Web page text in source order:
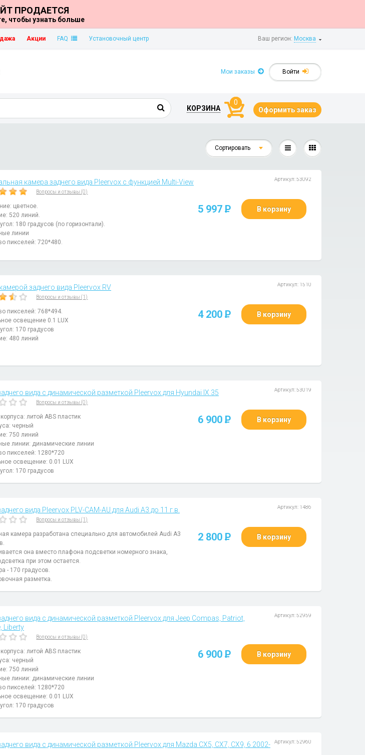
ПРОДАЕТСЯ
чтобы узнать больше
Ваш регион: Москва
Акции FAQ Установочный центр
Войти
Мои заказы
КОРЗИНА
0
Оформить заказ
Сортировать
Артикул: 53092
камера заднего вида Pleervox с функцией Multi-View
Вопросы и отзывы (0)
5 997 P В корзину
цветное.
520 линий.
180 градусов (по горизонтали).
линии
пикселей: 720*480.
Артикул: 1510
заднего вида Pleervox RV
Вопросы и отзывы (1)
4 200 P В корзину
пикселей: 768*494.
освещение 0.1 LUX
170 градусов
480 линий
Артикул: 53019
вида с динамической разметкой Pleervox для Hyundai IX 35
Вопросы и отзывы (0)
6 900 P В корзину
литой ABS пластик
черный
750 линий
линии: динамические линии
пикселей: 1280*720
освещение: 0.01 LUX
170 градусов
Артикул: 1486
вида Pleervox PLV-CAM-AU для Audi A3 до 11 г.в.
Вопросы и отзывы (1)
2 800 P В корзину
камера разработана специально для автомобилей Audi A3
она вместо плафона подсветки номерного знака,
при этом остается.
- 170 градусов.
разметка.
Артикул: 52959
вида с динамической разметкой Pleervox для Jeep Compas, Patriot,
Liberty
Вопросы и отзывы (0)
6 900 P В корзину
литой ABS пластик
черный
750 линий
линии: динамические линии
пикселей: 1280*720
освещение: 0.01 LUX
170 градусов
Артикул: 52960
вида с динамической разметкой Pleervox для Mazda CX5, CX7, CX9, 6 2002-